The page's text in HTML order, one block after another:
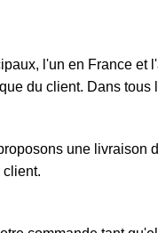
l'un en France
du client. Dans
une livraison